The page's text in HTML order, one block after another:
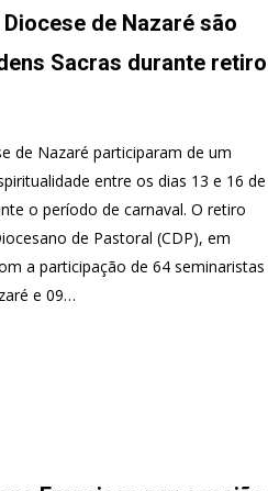
de Nazaré são
Sacras durante retiro
de Nazaré participaram de um
entre os dias 13 e 16 de
o período de carnaval. O retiro
de Pastoral (CDP), em
a participação de 64 seminaristas
e 09…